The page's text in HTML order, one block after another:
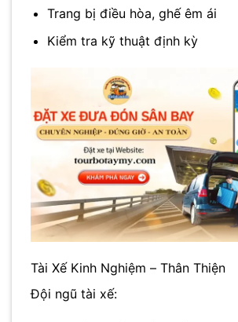
Trang bị điều hòa, ghế êm ái
Kiểm tra kỹ thuật định kỳ
Tài Xế Kinh Nghiệm – Thân Thiện
Đội ngũ tài xế: